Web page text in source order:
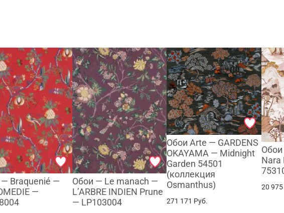
Braquenié —
—
Обои — Le manach —
L’ARBRE INDIEN Prune
— LP103004
Обои Arte — GARDENS
OKAYAMA — Midnight
Garden 54501
(коллекция
Osmanthus)
271 171 Руб.
Nara
20 975